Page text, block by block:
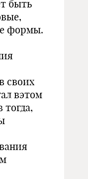
быть
формы.
своих
вэтом